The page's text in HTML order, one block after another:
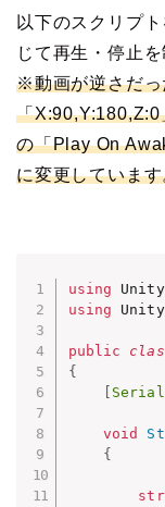
以下のスクリプ
じて再生・停止を
※動画が逆さだ
「
の「Play On
に変更していま
using
using
public
{
void
{